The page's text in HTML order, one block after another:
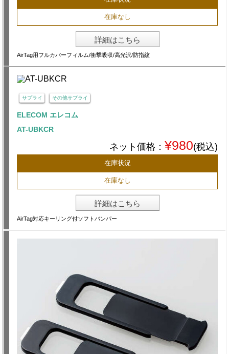
在庫なし
詳細はこちら
AirTag用フルカバーフィルム/衝撃吸収/高光沢/防指紋
サプライ その他サプライ
ELECOM エレコム
AT-UBKCR
ネット価格： ¥980(税込)
在庫状況
在庫なし
詳細はこちら
AirTag対応キーリング付ソフトバンパー